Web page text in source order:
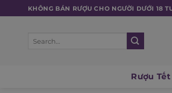
to
KHÔNG BÁN RƯỢU CHO NGƯỜI DƯỚI 18
Rượu Tết